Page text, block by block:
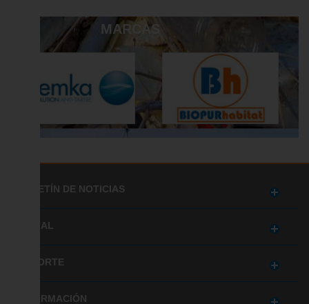
MARCAS
BOLETÍN DE NOTICIAS
SOCIAL
SOPORTE
INFORMACIÓN